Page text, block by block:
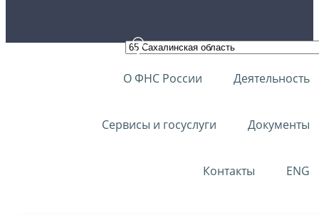
О ФНС России Деятельность
Сервисы и госуслуги Документы
Контакты ENG